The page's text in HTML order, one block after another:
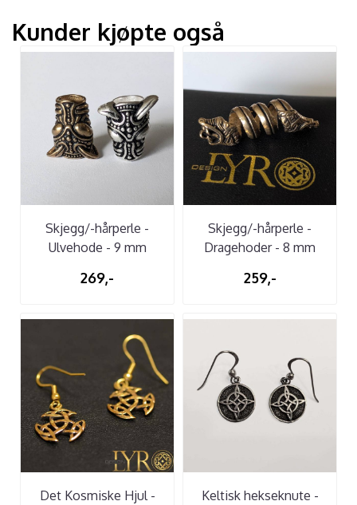
Kunder kjøpte også
Skjegg/-hårperle -
Ulvehode - 9 mm
269,-
Skjegg/-hårperle -
Dragehoder - 8 mm
259,-
Det Kosmiske Hjul -
Keltisk hekseknute -